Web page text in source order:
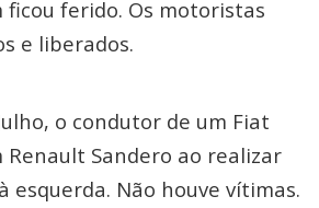
ficou ferido. Os motoristas
e liberados.
o condutor de um Fiat
Renault Sandero ao realizar
esquerda. Não houve vítimas.